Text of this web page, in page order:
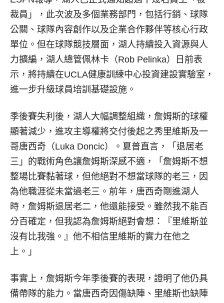
裁員」，此次波及多個業務部門，包括行銷、球隊
公關、球隊內容創作以及企業合作夥伴等核心行政
單位。但在球隊競技層面，湖人持續投入資源與人
力擴編，湖人總管佩林卡（Rob Pelinka）日前表
示，將持續在UCLA健康訓練中心投資建設實驗室，
進一步升級球員培訓基礎設施。
季後賽失利後，湖人大幅調整組織，詹姆斯的球權
顯著減少，進攻主導權將交付後起之秀里維斯及一
哥唐西奇（Luka Doncic）。夏普直言，「退居老
三」的戰術角色讓詹姆斯深感不適，「詹姆斯不想
整場比賽黏著球，但他絕對不想當球隊的老三，因
為他職涯從未當過老三。前年，唐西奇剛進湖人
時，詹姆斯退居老二，他還能接受。雖然我不能百
分百確定，但我認為詹姆斯絕對會想：『里維斯並
沒有比我強。』他不相信里維斯的實力在他之
上。」
事實上，詹姆斯今年季後賽的表現，證明了他仍具
備帶隊的能力。當唐西奇因傷缺陣、里維斯也缺陣